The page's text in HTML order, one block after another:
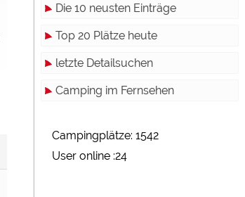
Die 10 neusten Einträge
Top 20 Plätze heute
letzte Detailsuchen
Camping im Fernsehen
Campingplätze: 1542
User online :24